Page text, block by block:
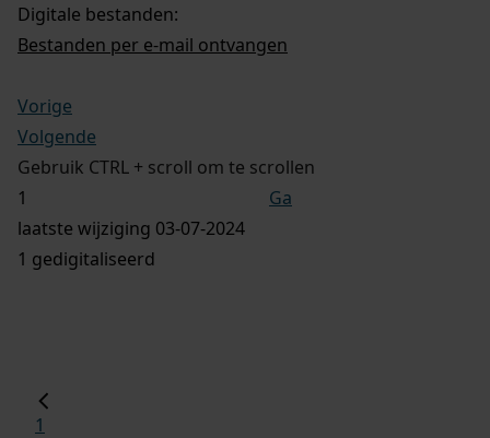
Digitale bestanden:
Bestanden per e-mail ontvangen
Vorige
Volgende
Gebruik CTRL + scroll om te scrollen
Ga
laatste wijziging 03-07-2024
1 gedigitaliseerd
1